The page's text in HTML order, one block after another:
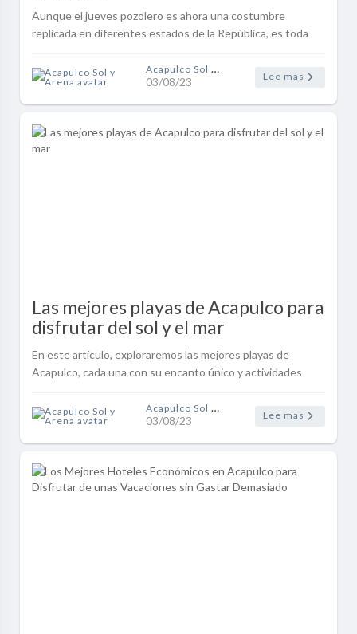
Aunque el jueves pozolero es ahora una costumbre
replicada en diferentes estados de la República, es toda
apropiado y han hecho de este pla.. Acapulco Sol y Arena
03/08/23
Lee mas
Las mejores playas de Acapulco para
disfrutar del sol y el mar
En este artículo, exploraremos las mejores playas de
Acapulco, cada una con su encanto único y actividades
Acapulco Sol y Arena
03/08/23
Lee mas